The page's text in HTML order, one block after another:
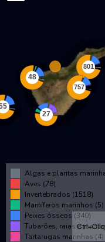
Algas e plantas
Aves (78)
Invertebrados (1518)
Mamíferos marinhos (5)
Peixes ósseos (340)
Tubarões, raias e
Tartarugas marinhas (4)